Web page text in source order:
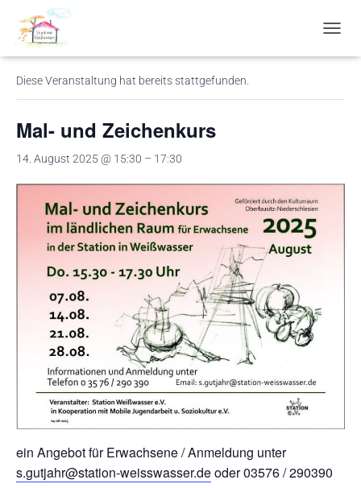
A
G
« Alle Veranstaltungen
Diese Veranstaltung hat bereits stattgefunden.
Mal- und Zeichenkurs
14. August 2025 @ 15:30 – 17:30
ein Angebot für Erwachsene / Anmeldung unter
s.gutjahr@station-weisswasser.deoder 03576 / 290390